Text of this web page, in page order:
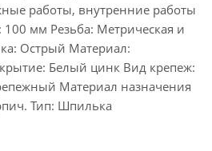
работы, внутренние работы
мм Резьба: Метрическая и
Острый Материал:
Белый цинк Вид крепеж:
Материал назначения
Тип: Шпилька